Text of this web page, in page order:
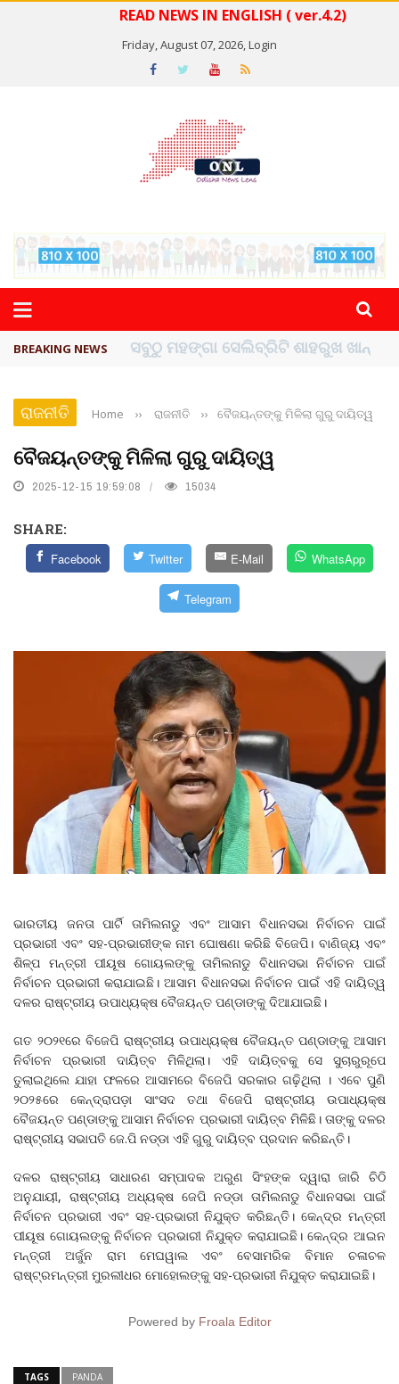
READ NEWS IN ENGLISH ( ver.4.2)
Friday, August 07, 2026,Login
BREAKING NEWS ବିଏସ୍‌ପିର ବିଧାୟକ ଉମା ଶଙ୍କର ସିଂହଙ୍କ ...
ରାଜନୀତି Home ›› ରାଜନୀତି ›› ବୈଜୟନ୍ତଙ୍କୁ ମିଳିଲା ଗୁରୁ ଦାୟିତ୍ୱ
ବୈଜୟନ୍ତଙ୍କୁ ମିଳିଲା ଗୁରୁ ଦାୟିତ୍ୱ
2025-12-15 19:59:08 15034
SHARE:
Facebook Twitter E-Mail WhatsApp
Telegram
ଭାରତୀୟ ଜନତା ପାର୍ଟି ତାମିଲନାଡୁ ଏବଂ ଆସାମ ବିଧାନସଭା ନିର୍ବାଚନ ପାଇଁ
ପ୍ରଭାରୀ ଏବଂ ସହ-ପ୍ରଭାରୀଙ୍କ ନାମ ଘୋଷଣା କରିଛି ବିଜେପି। ବାଣିଜ୍ୟ ଏବଂ
ଶିଳ୍ପ ମନ୍ତ୍ରୀ ପୀୟୂଷ ଗୋୟଲଙ୍କୁ ତାମିଲନାଡୁ ବିଧାନସଭା ନିର୍ବାଚନ ପାଇଁ
ନିର୍ବାଚନ ପ୍ରଭାରୀ କରାଯାଇଛି। ଆସାମ ବିଧାନସଭା ନିର୍ବାଚନ ପାଇଁ ଏହି ଦାୟିତ୍ୱ
ଦଳର ରାଷ୍ଟ୍ରୀୟ ଉପାଧ୍ୟକ୍ଷ ବୈଜୟନ୍ତ ପଣ୍ଡାଙ୍କୁ ଦିଆଯାଇଛି।
ଗତ ୨୦୨୧ରେ ବିଜେପି ରାଷ୍ଟ୍ରୀୟ ଉପାଧ୍ୟକ୍ଷ ବୈଜୟନ୍ତ ପଣ୍ଡାଙ୍କୁ ଆସାମ
ନିର୍ବାଚନ ପ୍ରଭାରୀ ଦାୟିତ୍ବ ମିଳିଥିଲା। ଏହି ଦାୟିତ୍ବକୁ ସେ ସୁଚାରୁରୂପେ
ତୁଲାଇଥିଲେ ଯାହା ଫଳରେ ଆସାମରେ ବିଜେପି ସରକାର ଗଢ଼ିଥିଲା । ଏବେ ପୁଣି
୨୦୨୫ରେ କେନ୍ଦ୍ରାପଡ଼ା ସାଂସଦ ତଥା ବିଜେପି ରାଷ୍ଟ୍ରୀୟ ଉପାଧ୍ୟକ୍ଷ
ବୈଜୟନ୍ତ ପଣ୍ଡାଙ୍କୁ ଆସାମ ନିର୍ବାଚନ ପ୍ରଭାରୀ ଦାୟିତ୍ବ ମିଳିଛି। ତାଙ୍କୁ ଦଳର
ରାଷ୍ଟ୍ରୀୟ ସଭାପତି ଜେ.ପି ନଡ୍ଡା ଏହି ଗୁରୁ ଦାୟିତ୍ବ ପ୍ରଦାନ କରିଛନ୍ତି।
ଦଳର ରାଷ୍ଟ୍ରୀୟ ସାଧାରଣ ସମ୍ପାଦକ ଅରୁଣ ସିଂହଙ୍କ ଦ୍ୱାରା ଜାରି ଚିଠି
ଅନୁଯାୟୀ, ରାଷ୍ଟ୍ରୀୟ ଅଧ୍ୟକ୍ଷ ଜେପି ନଡ୍ଡା ତାମିଲନାଡୁ ବିଧାନସଭା ପାଇଁ
ନିର୍ବାଚନ ପ୍ରଭାରୀ ଏବଂ ସହ-ପ୍ରଭାରୀ ନିଯୁକ୍ତ କରିଛନ୍ତି। କେନ୍ଦ୍ର ମନ୍ତ୍ରୀ
ପୀୟୂଷ ଗୋୟଲଙ୍କୁ ନିର୍ବାଚନ ପ୍ରଭାରୀ ନିଯୁକ୍ତ କରାଯାଇଛି। କେନ୍ଦ୍ର ଆଇନ
ମନ୍ତ୍ରୀ ଅର୍ଜୁନ ରାମ ମେଘୱାଲ ଏବଂ ବେସାମରିକ ବିମାନ ଚଳାଚଳ
ରାଷ୍ଟ୍ରମନ୍ତ୍ରୀ ମୁରଲୀଧର ମୋହୋଲଙ୍କୁ ସହ-ପ୍ରଭାରୀ ନିଯୁକ୍ତ କରାଯାଇଛି।
Powered by Froala Editor
TAGS PANDA